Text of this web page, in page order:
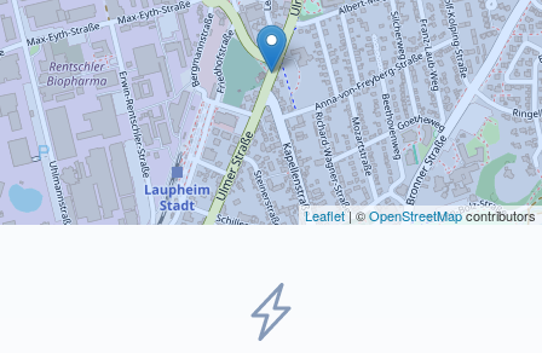
Leaflet| ©OpenStreetMapcontributors